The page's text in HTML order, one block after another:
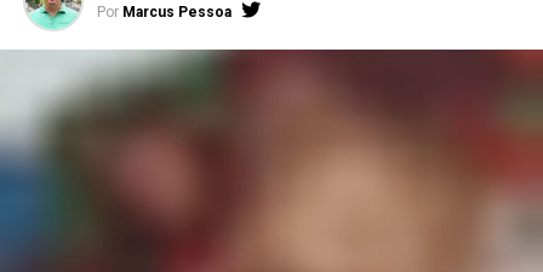
Por Marcus Pessoa